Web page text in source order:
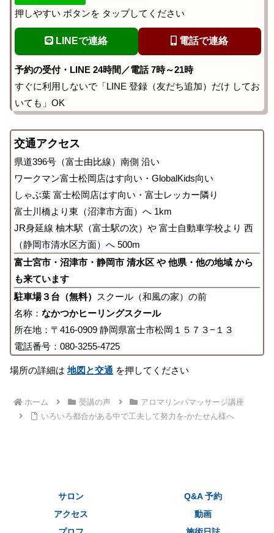
押しやすい ボタンを タップしてください
LINEで連絡 電話で連絡
予約の受付・LINE 24時間／電話 7時～21時
すぐに利用しないで「LINE 登録（友だち追加）だけ してお
いても」OK
交通アクセス
県道396号（富士由比線）南側 沿い
ワークマン富士松岡店はす向い・GlobalKids向い
しゃぶ葉 富士松岡店はす向い・富士レッカー隣り
富士川橋より東（沼津市方面）へ 1km
JR身延線 柚木駅（富士駅の次）や 富士自動車学校より 西
（静岡市清水区方面）へ 500m
富士宮市・沼津市・静岡市 清水区 や 他県・他の地域 から
も来ています
駐車場３台（無料）
スクール（和風の家）の前
名称： なかつかヒーリングスクール
所在地：〒416-0909 静岡県富士市松岡１５７３−１３
電話番号：080-3255-4725
場所の詳細は地図と交通 を押してください
ホーム 受講の声
アロマリンパマッサージ講座
いろいろ都合がある中で工夫して努力を-かたせん様へ
サロン
Q&A 予約
アクセス
動画